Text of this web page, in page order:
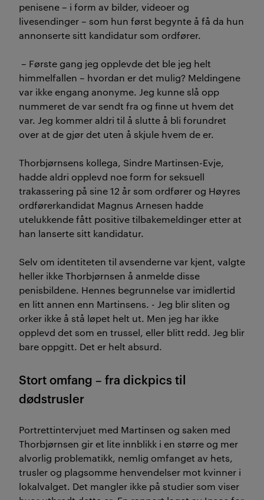
penisene – i form av bilder, videoer og
livesendinger – som hun først begynte å få da hun
annonserte sitt kandidatur som ordfører.
– Første gang jeg opplevde det ble jeg helt
himmelfallen – hvordan er det mulig? Meldingene
var ikke engang anonyme. Jeg kunne slå opp
nummeret de var sendt fra og finne ut hvem det
var. Jeg kommer aldri til å slutte å bli forundret
over at de gjør det uten å skjule hvem de er.
Thorbjørnsens kollega, Sindre Martinsen-Evje,
hadde aldri opplevd noe form for seksuell
trakassering på sine 12 år som ordfører og Høyres
ordførerkandidat Magnus Arnesen hadde
utelukkende fått positive tilbakemeldinger etter at
han lanserte sitt kandidatur.
Selv om identiteten til avsenderne var kjent, valgte
heller ikke Thorbjørnsen å anmelde disse
penisbildene. Hennes begrunnelse var imidlertid
en litt annen enn Martinsens. - Jeg blir sliten og
orker ikke å stå løpet helt ut. Men jeg har ikke
opplevd det som en trussel, eller blitt redd. Jeg blir
bare oppgitt. Det er helt absurd.
Stort omfang – fra dickpics til
dødstrusler
Portrettintervjuet med Martinsen og saken med
Thorbjørnsen gir et lite innblikk i en større og mer
alvorlig problematikk, nemlig omfanget av hets,
trusler og plagsomme henvendelser mot kvinner i
lokalvalget. Det mangler ikke på studier som viser